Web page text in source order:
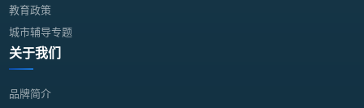
教育政策
城市辅导专题
关于我们
品牌简介